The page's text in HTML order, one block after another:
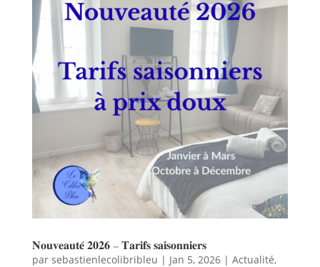
𝐍𝐨𝐮𝐯𝐞𝐚𝐮𝐭𝐞́ 𝟐𝟎𝟐𝟔 – 𝐓𝐚𝐫𝐢𝐟𝐬 𝐬𝐚𝐢𝐬𝐨𝐧𝐧𝐢𝐞𝐫𝐬
par sebastienlecolibribleu | Jan 5, 2026| Actualité,